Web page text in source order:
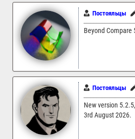
Постояльцы
Beyond Compare
Постояльцы
New version
3rd August 2026.